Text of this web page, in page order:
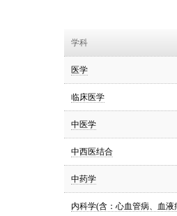
学科
医学
临床医学
中医学
中西医结合
中药学
内科学(含：心血管病、血